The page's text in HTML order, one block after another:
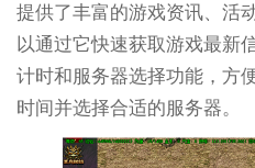
提供了丰富的游戏资讯、活
以通过它快速获取游戏最新
计时和服务器选择功能，方
时间并选择合适的服务器。